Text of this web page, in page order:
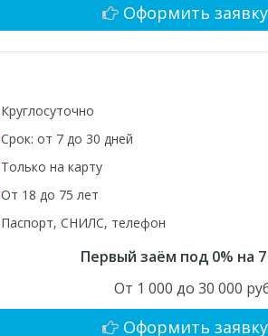
Оформить заявку
Круглосуточно
Срок: от 7 до 30 дней
Только на карту
От 18 до 75 лет
Паспорт, СНИЛС, телефон
Первый заём под 0% на
От 1 000 до 30 000
Оформить заявку